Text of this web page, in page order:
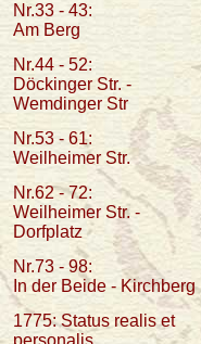
Nr.33 - 43:
Am Berg
Nr.44 - 52:
Döckinger Str. -
Wemdinger Str
Nr.53 - 61:
Weilheimer Str.
Nr.62 - 72:
Weilheimer Str. -
Dorfplatz
Nr.73 - 98:
In der Beide - Kirchberg
1775: Status realis et
personalis